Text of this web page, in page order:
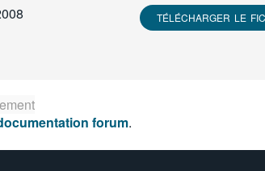
TÉLÉCHARGER LE
forum.